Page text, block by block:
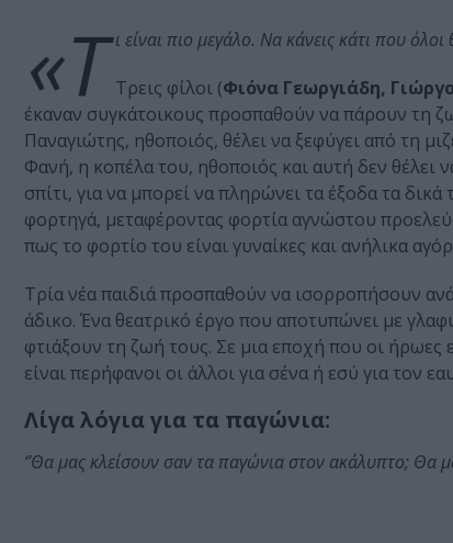
«Τ ι είναι πιο μεγάλο. Να κάνεις κάτι που
Τρεις φίλοι (Φιόνα Γεωργιάδη,
έκαναν συγκάτοικους προσπαθούν να πάρουν τη
Παναγιώτης, ηθοποιός, θέλει να ξεφύγει από τη
Φανή, η κοπέλα του, ηθοποιός και αυτή δεν θέλει
σπίτι, για να μπορεί να πληρώνει τα έξοδα τα
φορτηγά, μεταφέροντας φορτία αγνώστου
πως το φορτίο του είναι γυναίκες και ανήλικα
Τρία νέα παιδιά προσπαθούν να ισορροπήσουν
άδικο. Ένα θεατρικό έργο που αποτυπώνει με
φτιάξουν τη ζωή τους. Σε μια εποχή που οι ήρωες
είναι περήφανοι οι άλλοι για σένα ή εσύ για τον
Λίγα λόγια για τα παγώνια:
‘’Θα μας κλείσουν σαν τα παγώνια στον ακάλυπτο; Θα